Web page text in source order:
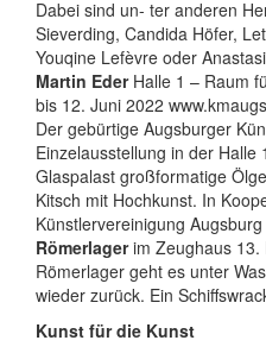
Dabei sind un- ter anderen
Sieverding, Candida Höfer,
Youqine Lefèvre oder
Martin Eder Halle 1 – Raum
bis 12. Juni 2022
Der gebürtige Augsburger
Einzelausstellung in der Halle
Glaspalast großformatige
Kitsch mit Hochkunst. In
Künstlervereinigung
Römerlagerim Zeughaus 13.
Römerlager geht es unter
wieder zurück. Ein
Kunst für die Kunst